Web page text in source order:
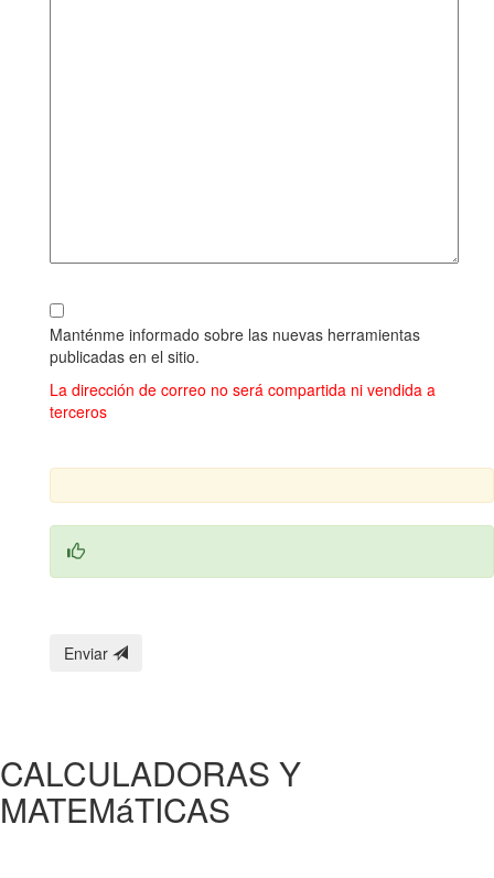
Manténme informado sobre las nuevas herramientas
publicadas en el sitio.
La dirección de correo no será compartida ni vendida a
terceros
Enviar
CALCULADORAS Y
MATEMáTICAS